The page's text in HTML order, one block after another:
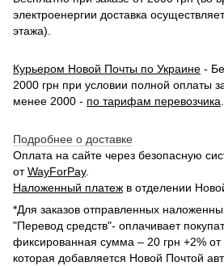
электроенергии доставка
этажа).
Курьером Новой Почты по Украине -
2000 грн при условии полной оплаты
менее 2000 - по тарифам перевозчика.
Подробнее о доставке
Оплата на сайте через безопасную
отWayForPay.
Наложенный платеж в отделении
*Для заказов отправленных
"Перевод средств"- оплачивает
фиксированная сумма – 20 грн +2%
которая добавляется Новой Почтой